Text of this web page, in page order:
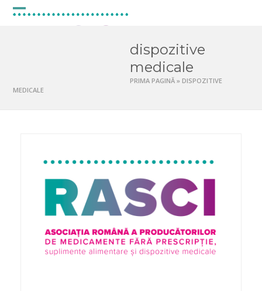
Skip
Open
Close
dispozitive
medicale
PRIMA PAGINĂ » DISPOZITIVE
MEDICALE